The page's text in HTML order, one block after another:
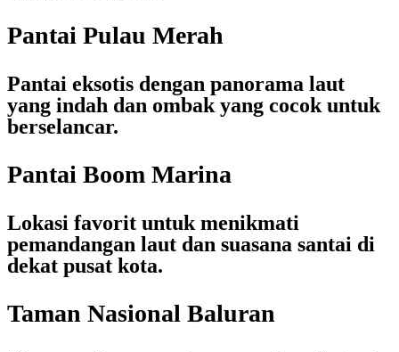
Pantai Pulau Merah
Pantai eksotis dengan panorama laut
yang indah dan ombak yang cocok untuk
berselancar.
Pantai Boom Marina
Lokasi favorit untuk menikmati
pemandangan laut dan suasana santai di
dekat pusat kota.
Taman Nasional Baluran